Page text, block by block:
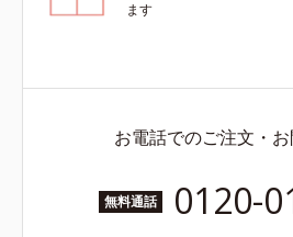
ます
お電話でのご注文・
無料通話 0120-